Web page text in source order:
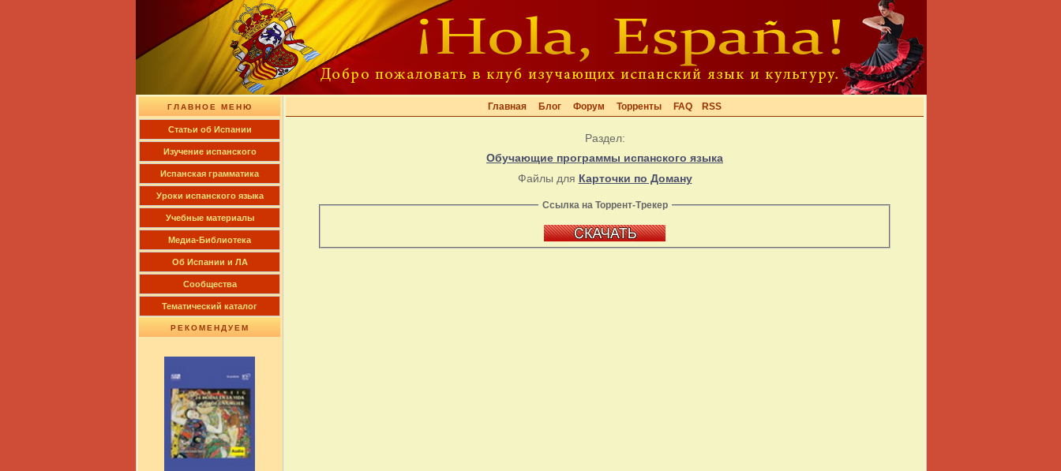
ГЛАВНОЕ МЕНЮ
Cтатьи об Испании
Изучение испанского
Испанская грамматика
Уроки испанского языка
Учебные материалы
Медиа-Библиотека
Об Испании и ЛА
Сообщества
Тематический каталог
РЕКОМЕНДУЕМ
Главная Блог Форум Торренты FAQ RSS
Раздел:
Обучающие программы испанского языка
Файлы для Карточки по Доману
Ссылка на Торрент-Трекер